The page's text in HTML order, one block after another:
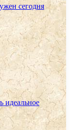
сегодня
идеальное